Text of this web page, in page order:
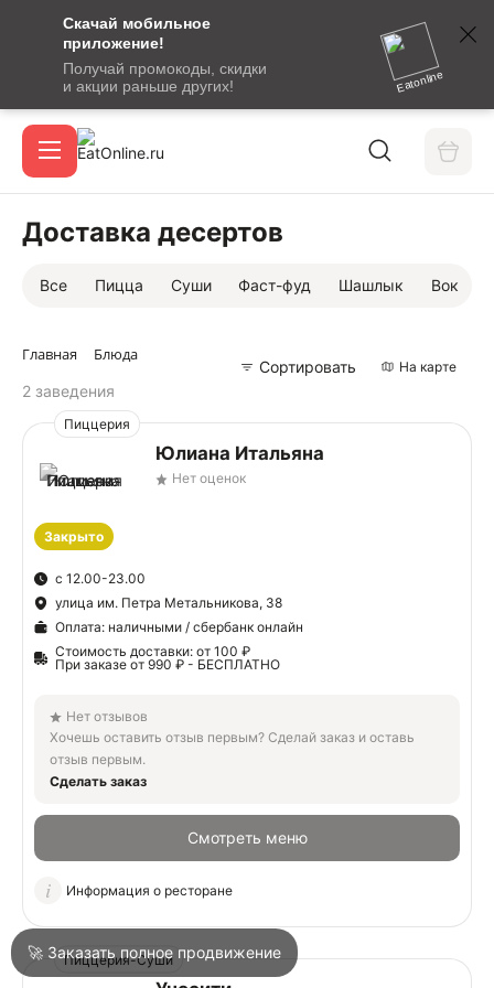
Скачай мобильное
приложение!
Получай промокоды, скидки
и акции раньше других!
Eatonline
сообщение
кодом
подтверждения
Акции
Написать в техподдержку
Доставка десертов
Все Пицца Суши Фаст-фуд Шашлык Вок
Главная Блюда
2 заведения
Сортировать На карте
Пиццерия
Юлиана Итальяна
Нет оценок
Закрыто
с 12.00-23.00
улица им. Петра Метальникова, 38
Оплата: наличными / сбербанк онлайн
Стоимость доставки: от 100 ₽
При заказе от 990 ₽ - БЕСПЛАТНО
Нет отзывов
Хочешь оставить отзыв первым? Сделай заказ и оставь
отзыв первым.
Сделать заказ
Смотреть меню
Информация о ресторане
Пиццерия-Суши
🚀 Заказать полное продвижение